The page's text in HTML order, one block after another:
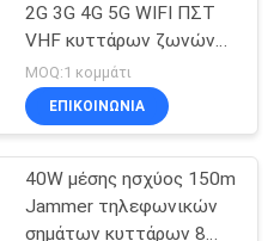
2G 3G 4G 5G WIFI ΠΣΤ
VHF κυττάρων ζωνών
UHF RC315 433 Jammer
868 σημάτων
MOQ:1 κομμάτι
ΕΠΙΚΟΙΝΩΝΊΑ
40W μέσης ησχύος 150m
Jammer τηλεφωνικών
σημάτων κυττάρων 8